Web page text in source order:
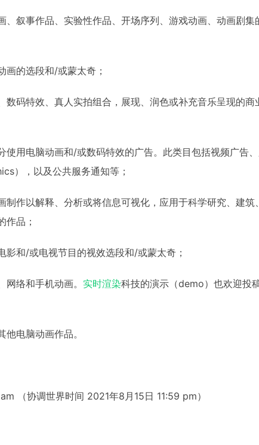
、叙事作品、实验性作品、开场序列、游戏动画、动画剧集
画的选段和/或蒙太奇；
数码特效、真人实拍组合，展现、润色或补充音乐呈现的商
使用电脑动画和/或数码特效的广告。此类目包括视频广告
），以及公共服务通知等；
制作以解释、分析或将信息可视化，应用于科学研究、建筑
作品；
影和/或电视节目的视效选段和/或蒙太奇；
络和手机动画。 实时渲染科技的演示（demo）也欢迎投
电脑动画作品。
（协调世界时间 2021年8月15日 11:59 pm）